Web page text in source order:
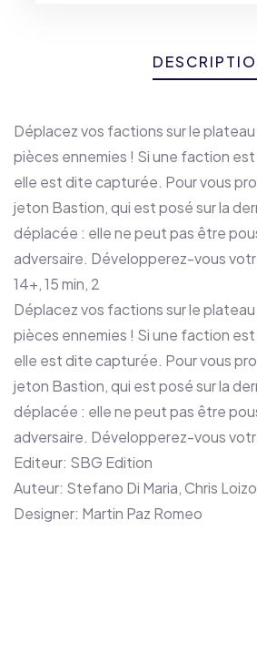
Déplacez vos factions sur le
pièces ennemies ! Si une faction
elle est dite capturée. Pour vous
jeton Bastion, qui est posé sur la
déplacée : elle ne peut pas être
adversaire. Développerez-vous
14+, 15 min, 2
Déplacez vos factions sur le
pièces ennemies ! Si une faction
elle est dite capturée. Pour vous
jeton Bastion, qui est posé sur la
déplacée : elle ne peut pas être
adversaire. Développerez-vous
Editeur: SBG Edition
Auteur: Stefano Di Maria, Chris
Designer: Martin Paz Romeo